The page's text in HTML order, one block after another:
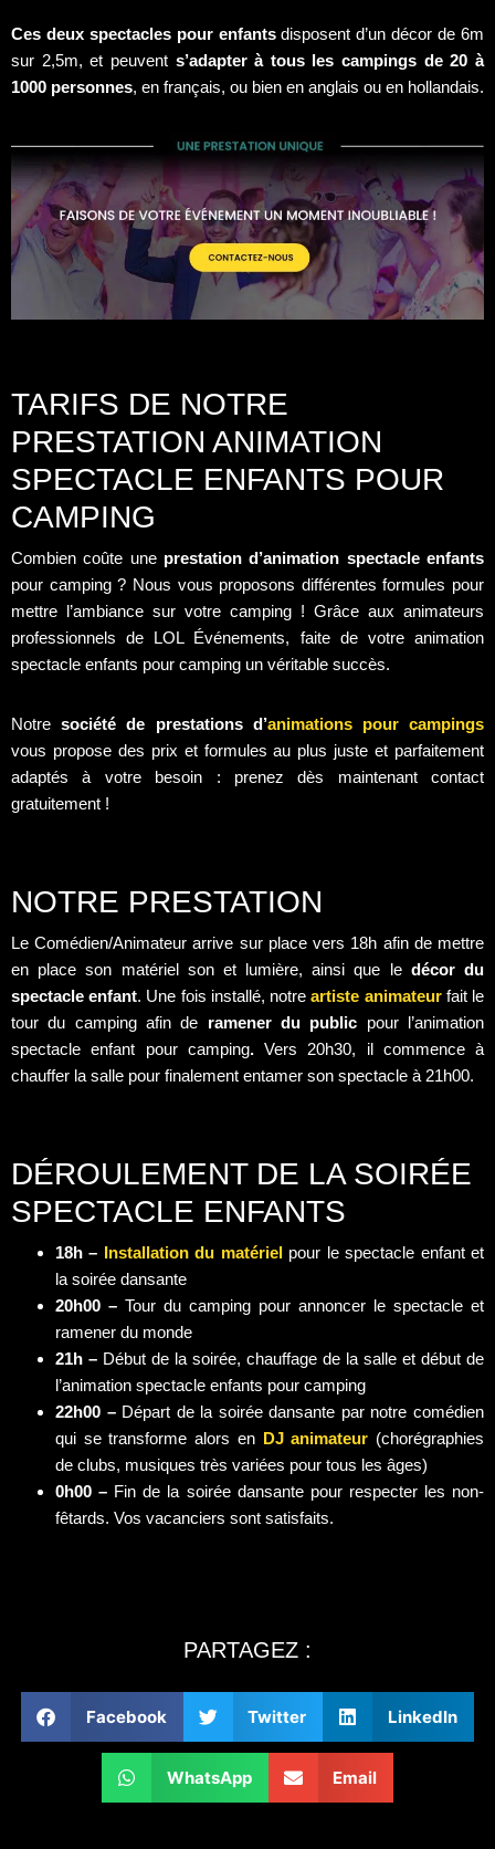
Ces deux spectacles pour enfantsdisposent d’un décor de 6m
sur 2,5m, et peuvent s’adapter à tous les campings de 20 à
1000 personnes, en français, ou bien en anglais ou en hollandais.
TARIFS DE NOTRE
PRESTATION ANIMATION
SPECTACLE ENFANTS POUR
CAMPING
Combien coûte une prestation d’animation spectacle enfants
pour camping ? Nous vous proposons différentes formules pour
mettre l’ambiance sur votre camping ! Grâce aux animateurs
professionnels de LOL Événements, faite de votre animation
spectacle enfants pour camping un véritable succès.
Notresociété de prestations d’animations pour campings
vous propose des prix et formules au plus juste et parfaitement
adaptés à votre besoin : prenez dès maintenant contact
gratuitement !
NOTRE PRESTATION
Le Comédien/Animateur arrive sur place vers 18h afin de mettre
en place son matériel son et lumière, ainsi que le décor du
spectacle enfant. Une fois installé, notreartiste animateurfait le
tour du camping afin de ramener du public pour l’animation
spectacle enfant pour camping. Vers 20h30, il commence à
chauffer la salle pour finalement entamer son spectacle à 21h00.
DÉROULEMENT DE LA SOIRÉE
SPECTACLE ENFANTS
18h – Installation du matériel pour le spectacle enfant et
la soirée dansante
20h00 – Tour du camping pour annoncer le spectacle et
ramener du monde
21h – Début de la soirée, chauffage de la salle et début de
l’animation spectacle enfants pour camping
22h00 –Départ de la soirée dansante par notre comédien
qui se transforme alors en DJ animateur (chorégraphies
de clubs, musiques très variées pour tous les âges)
0h00 – Fin de la soirée dansante pour respecter les non-
fêtards. Vos vacanciers sont satisfaits.
PARTAGEZ :
Facebook Twitter LinkedIn
WhatsApp Email